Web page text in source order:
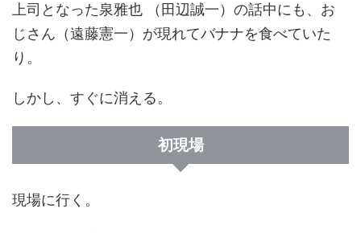
上司となった泉雅也 （田辺誠一）の話中にも、お
じさん（遠藤憲一）が現れてバナナを食べていた
り。
しかし、すぐに消える。
初現場
現場に行く。